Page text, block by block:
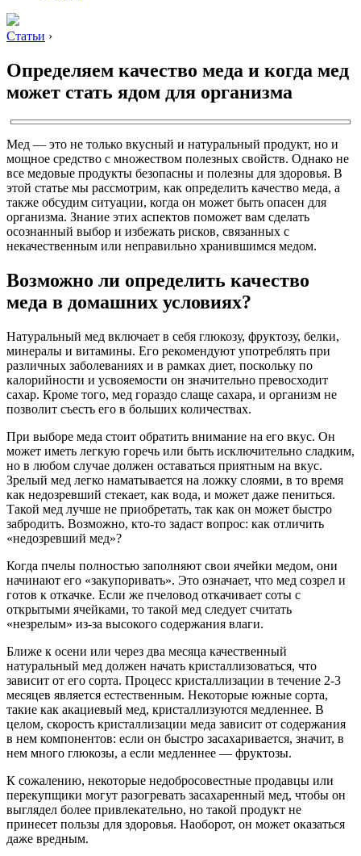
Статьи ›
Определяем качество меда и когда мед
может стать ядом для организма
Мед — это не только вкусный и натуральный продукт, но и
мощное средство с множеством полезных свойств. Однако не
все медовые продукты безопасны и полезны для здоровья. В
этой статье мы рассмотрим, как определить качество меда, а
также обсудим ситуации, когда он может быть опасен для
организма. Знание этих аспектов поможет вам сделать
осознанный выбор и избежать рисков, связанных с
некачественным или неправильно хранившимся медом.
Возможно ли определить качество
меда в домашних условиях?
Натуральный мед включает в себя глюкозу, фруктозу, белки,
минералы и витамины. Его рекомендуют употреблять при
различных заболеваниях и в рамках диет, поскольку по
калорийности и усвояемости он значительно превосходит
сахар. Кроме того, мед гораздо слаще сахара, и организм не
позволит съесть его в больших количествах.
При выборе меда стоит обратить внимание на его вкус. Он
может иметь легкую горечь или быть исключительно сладким,
но в любом случае должен оставаться приятным на вкус.
Зрелый мед легко наматывается на ложку слоями, в то время
как недозревший стекает, как вода, и может даже пениться.
Такой мед лучше не приобретать, так как он может быстро
забродить. Возможно, кто-то задаст вопрос: как отличить
«недозревший мед»?
Когда пчелы полностью заполняют свои ячейки медом, они
начинают его «закупоривать». Это означает, что мед созрел и
готов к откачке. Если же пчеловод откачивает соты с
открытыми ячейками, то такой мед следует считать
«незрелым» из-за высокого содержания влаги.
Ближе к осени или через два месяца качественный
натуральный мед должен начать кристаллизоваться, что
зависит от его сорта. Процесс кристаллизации в течение 2-3
месяцев является естественным. Некоторые южные сорта,
такие как акациевый мед, кристаллизуются медленнее. В
целом, скорость кристаллизации меда зависит от содержания
в нем компонентов: если он быстро засахаривается, значит, в
нем много глюкозы, а если медленнее — фруктозы.
К сожалению, некоторые недобросовестные продавцы или
перекупщики могут разогревать засахаренный мед, чтобы он
выглядел более привлекательно, но такой продукт не
принесет пользы для здоровья. Наоборот, он может оказаться
даже вредным.